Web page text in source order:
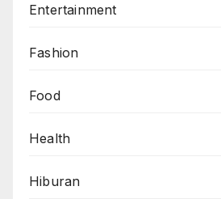
Entertainment
Fashion
Food
Health
Hiburan